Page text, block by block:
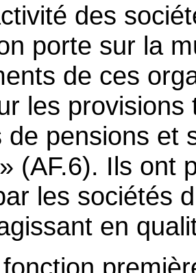
des
porte sur la
de ces
les
de pensions et
(AF.6). Ils ont
les sociétés
en